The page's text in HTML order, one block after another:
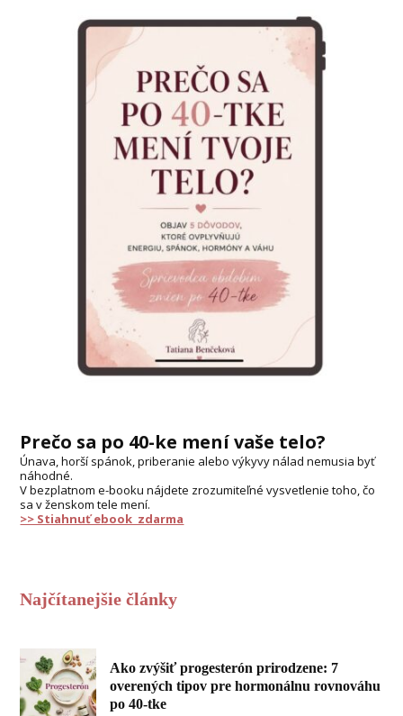
Prečo sa po 40-ke mení vaše telo?
Únava, horší spánok, priberanie alebo výkyvy nálad nemusia byť
náhodné.
V bezplatnom e-booku nájdete zrozumiteľné vysvetlenie toho, čo
sa v ženskom tele mení.
>> Stiahnuť ebook zdarma
Najčítanejšie články
Ako zvýšiť progesterón prirodzene: 7
overených tipov pre hormonálnu rovnováhu
po 40-tke